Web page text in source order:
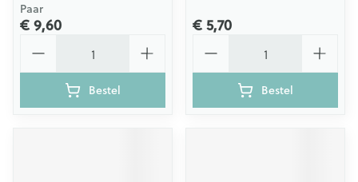
Paar
€ 9,60
Bestel
€ 5,70
Bestel